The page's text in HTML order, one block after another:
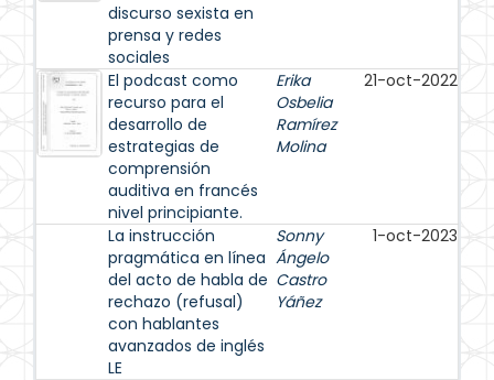
discurso sexista en
prensa y redes
sociales
El podcast como
recurso para el
desarrollo de
estrategias de
comprensión
auditiva en francés
nivel principiante.
Erika
Osbelia
Ramírez
Molina
21-oct-2022
La instrucción
pragmática en línea
del acto de habla de
rechazo (refusal)
con hablantes
avanzados de inglés
LE
Sonny
Ángelo
Castro
Yáñez
1-oct-2023